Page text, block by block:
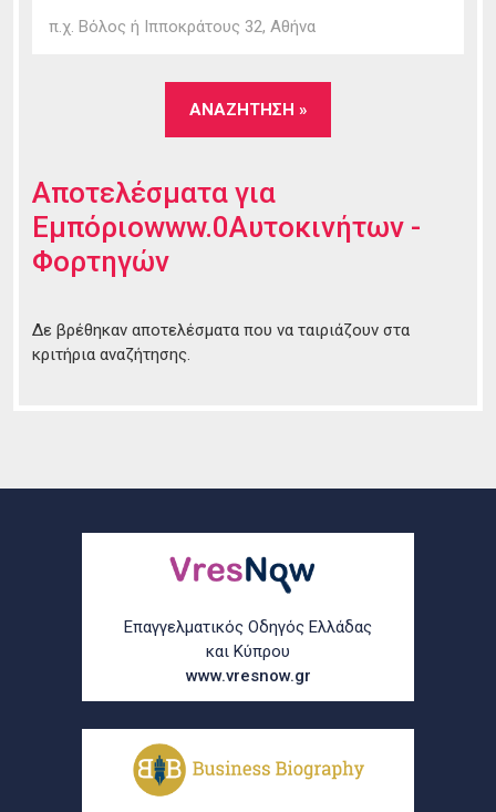
Αποτελέσματα για
Εμπόριοwww.0Αυτοκινήτων -
Φορτηγών
Δε βρέθηκαν αποτελέσματα που να ταιριάζουν στα
κριτήρια αναζήτησης.
Επαγγελματικός Οδηγός Ελλάδας
και Κύπρου
www.vresnow.gr